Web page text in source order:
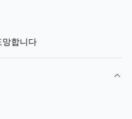
합니다